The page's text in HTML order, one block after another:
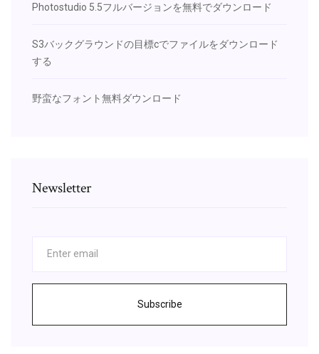
Photostudio 5.5フルバージョンを無料でダウンロード
S3バックグラウンドの目標cでファイルをダウンロード
する
野蛮なフォント無料ダウンロード
Newsletter
Subscribe